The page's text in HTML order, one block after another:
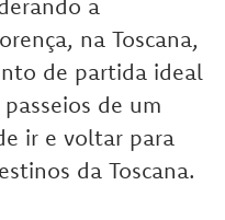
a
na Toscana,
de partida ideal
de um
ir e voltar para
da Toscana.